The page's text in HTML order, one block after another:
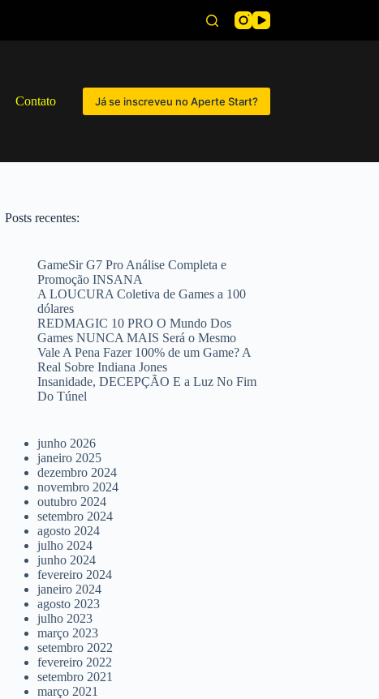
Contato Já se inscreveu no Aperte Start?
Posts recentes:
GameSir G7 Pro Análise Completa e
Promoção INSANA
A LOUCURA Coletiva de Games a 100
dólares
REDMAGIC 10 PRO O Mundo Dos
Games NUNCA MAIS Será o Mesmo
Vale A Pena Fazer 100% de um Game? A
Real Sobre Indiana Jones
Insanidade, DECEPÇÃO E a Luz No Fim
Do Túnel
junho 2026
janeiro 2025
dezembro 2024
novembro 2024
outubro 2024
setembro 2024
agosto 2024
julho 2024
junho 2024
fevereiro 2024
janeiro 2024
agosto 2023
julho 2023
março 2023
setembro 2022
fevereiro 2022
setembro 2021
março 2021